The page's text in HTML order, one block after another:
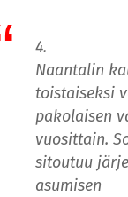
4.
Naantalin
toistaiseksi
pakolaisen
vuosittain.
sitoutuu
asumisen